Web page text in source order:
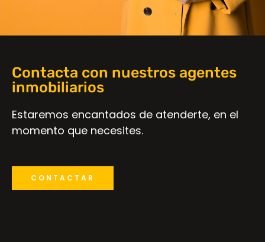
Contacta con nuestros agentes
inmobiliarios
Estaremos encantados de atenderte, en el
momento que necesites.
CONTACTAR